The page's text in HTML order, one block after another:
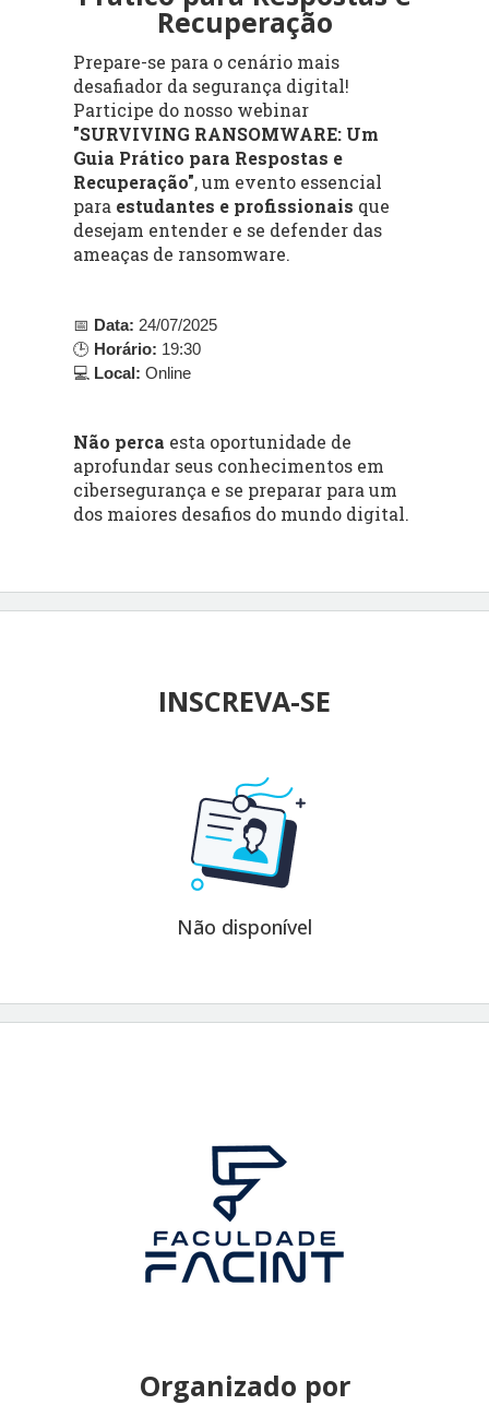
Recuperação
Prepare-se para o cenário mais
desafiador da segurança digital!
Participe do nosso webinar
"SURVIVING RANSOMWARE: Um
Guia Prático para Respostas e
Recuperação", um evento essencial
para estudantes e profissionais que
desejam entender e se defender das
ameaças de ransomware.
📅 Data: 24/07/2025
🕒 Horário: 19:30
💻 Local: Online
Não perca esta oportunidade de
aprofundar seus conhecimentos em
cibersegurança e se preparar para um
dos maiores desafios do mundo digital.
INSCREVA-SE
Não disponível
Organizado por